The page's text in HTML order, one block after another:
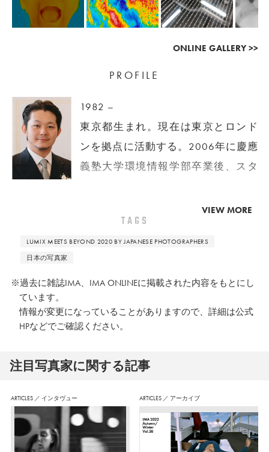
ONLINE GALLERY >>
PROFILE
1982 –
東京都生まれ。現在は東京とロンド
ンを拠点に活動する。2006年に慶應
義塾大学環境情報学部卒業後、スタ
ッパ、日本で数々のグループ展に参
加するほか、SHOWstudioでも活
躍。2011年、写真集『CELEBRITY』
ギャラリーKK Outletにて同タイトル
の個展を開催。写真雑誌
『Photoworks』『GUP』の表紙を飾
『HORSE』シリーズが、ISSEY
ンに起用される。同年、ロイヤル・
カレッジ・オブ・アート写真専攻修
士課程を修了。
VIEW MORE
TAGS
LUMIX MEETS BEYOND 2020 BY JAPANESE PHOTOGRAPHERS
日本の写真家
※過去に雑誌IMA、IMA ONLINEに掲載された内容をもとにし
ています。
情報が変更になっていることがありますので、詳細は公式
HPなどでご確認ください。
注⽬写真家に関する記事
ARTICLES ／ インタヴュー ARTICLES ／ アーカイブ